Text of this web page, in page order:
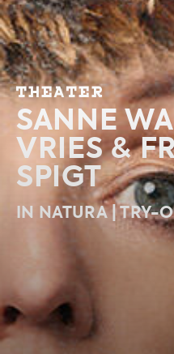
THEATER
SANNE
VRIES &
SPIGT
IN NATURA | TRY-